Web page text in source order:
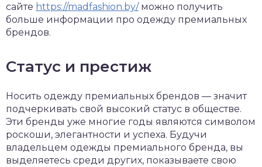
сайте https://madfashion.by/можно получить
больше информации про одежду премиальных
брендов.
Статус и престиж
Носить одежду премиальных брендов — значит
подчеркивать свой высокий статус в обществе.
Эти бренды уже многие годы являются символом
роскоши, элегантности и успеха. Будучи
владельцем одежды премиального бренда, вы
выделяетесь среди других, показываете свою